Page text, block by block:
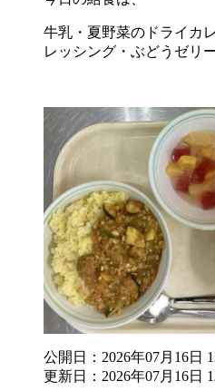
牛乳・夏野菜のドライカ
レッシング・ぶどうゼリ
公開日：2026年07月16日
更新日：2026年07月16日